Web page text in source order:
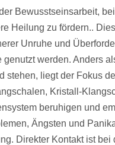
Bewusstseinsarbeit,
Heilung zu fördern..
Unruhe und
werden. Anders
stehen, liegt der Fokus
Kristall-
beruhigen und
Ängsten und
Direkter Kontakt ist bei